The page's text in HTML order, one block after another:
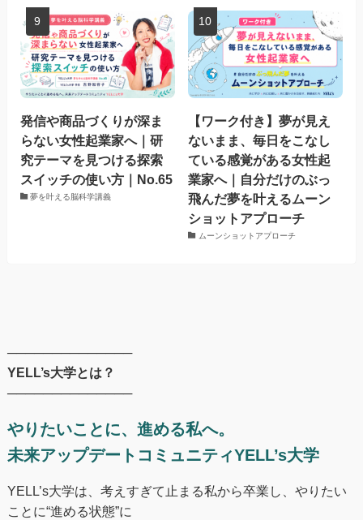
発信や商品づくりが深ま
らない女性起業家へ｜研
究テーマを見つける探索
スイッチの使い方｜No.65
夢を叶える脳科学講義
【ワーク付き】夢が見え
ないまま、毎日をこなし
ている感覚がある女性起
業家へ｜自分だけのぶっ
飛んだ夢を叶えるムーン
ショットアプローチ
ムーンショットアプローチ
──────────────
YELL’s大学とは？
──────────────
やりたいことに、進める私へ。
未来アップデートコミュニティYELL’s大学
YELL’s大学は、考えすぎて止まる私から卒業し、やりたい
ことに“進める状態”に